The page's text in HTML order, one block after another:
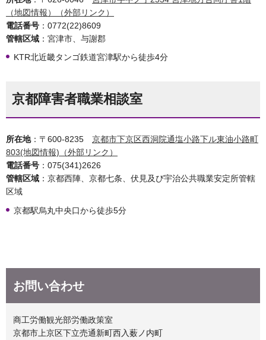
（地図情報）（外部リンク）
電話番号 ：0772(22)8609
管轄区域 ：宮津市、与謝郡
KTR北近畿タンゴ鉄道宮津駅から徒歩4分
京都障害者職業相談室
所在地：〒600-8235 京都市下京区西洞院通塩小路下ル東油小路町
803(地図情報)（外部リンク）
電話番号 ：075(341)2626
管轄区域 ：京都西陣、京都七条、伏見及び宇治公共職業安定所管轄
区域
京都駅烏丸中央口から徒歩5分
お問い合わせ
商工労働観光部労働政策室
京都市上京区下立売通新町西入薮ノ内町